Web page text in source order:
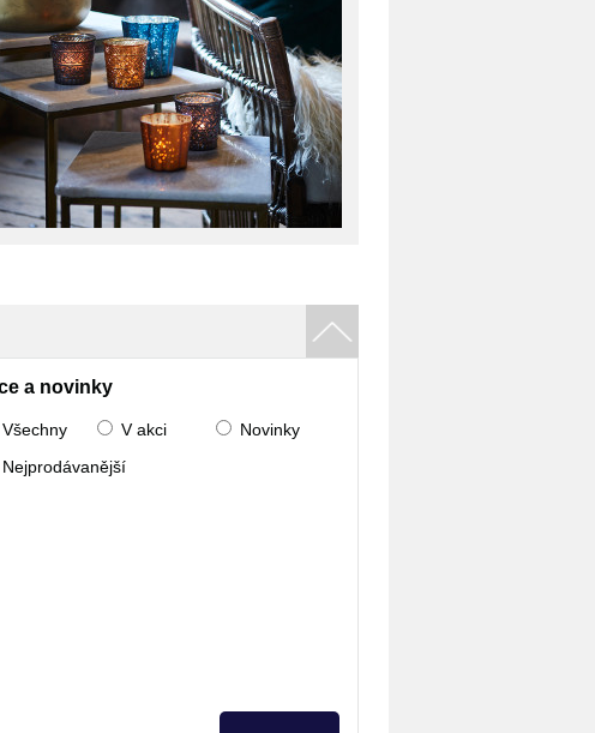
a novinky
Všechny V akci
Novinky
Nejprodávanější